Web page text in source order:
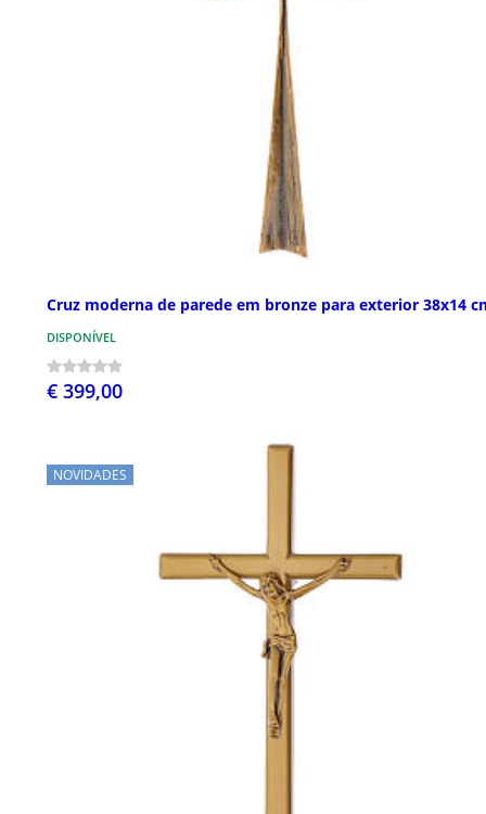
Cruz moderna de parede em bronze para exterior 38x14
DISPONÍVEL
€ 399,00
NOVIDADES